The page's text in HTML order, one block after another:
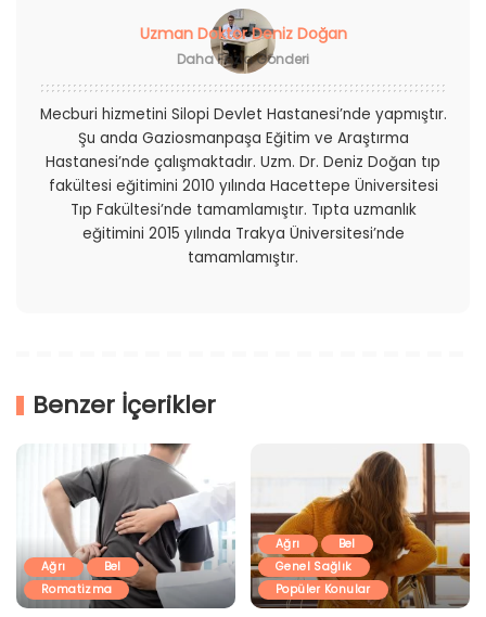
Uzman Doktor Deniz Doğan
Daha Fazla Gönderi
Mecburi hizmetini Silopi Devlet Hastanesi’nde yapmıştır.
Şu anda Gaziosmanpaşa Eğitim ve Araştırma
Hastanesi’nde çalışmaktadır. Uzm. Dr. Deniz Doğan tıp
fakültesi eğitimini 2010 yılında Hacettepe Üniversitesi
Tıp Fakültesi’nde tamamlamıştır. Tıpta uzmanlık
eğitimini 2015 yılında Trakya Üniversitesi’nde
tamamlamıştır.
Benzer İçerikler
Ağrı
Bel
Romatizma
Ağrı
Bel
Genel Sağlık
Popüler Konular